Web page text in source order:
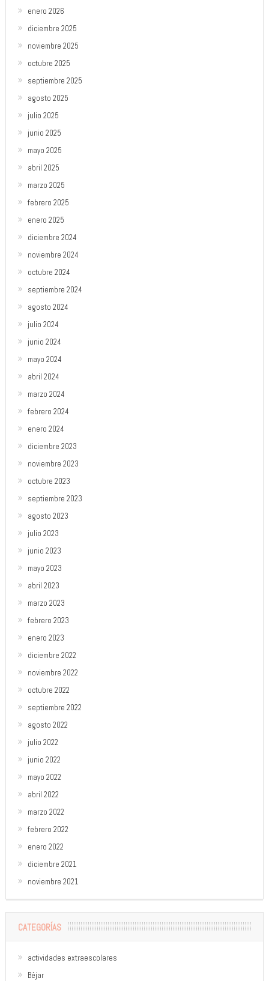
enero 2026
diciembre 2025
noviembre 2025
octubre 2025
septiembre 2025
agosto 2025
julio 2025
junio 2025
mayo 2025
abril 2025
marzo 2025
febrero 2025
enero 2025
diciembre 2024
noviembre 2024
octubre 2024
septiembre 2024
agosto 2024
julio 2024
junio 2024
mayo 2024
abril 2024
marzo 2024
febrero 2024
enero 2024
diciembre 2023
noviembre 2023
octubre 2023
septiembre 2023
agosto 2023
julio 2023
junio 2023
mayo 2023
abril 2023
marzo 2023
febrero 2023
enero 2023
diciembre 2022
noviembre 2022
octubre 2022
septiembre 2022
agosto 2022
julio 2022
junio 2022
mayo 2022
abril 2022
marzo 2022
febrero 2022
enero 2022
diciembre 2021
noviembre 2021
CATEGORÍAS
actividades extraescolares
Béjar